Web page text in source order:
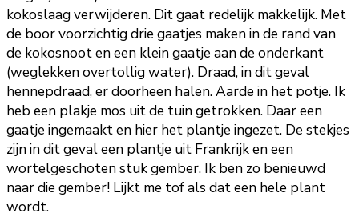
kokoslaag verwijderen. Dit gaat redelijk makkelijk. Met
de boor voorzichtig drie gaatjes maken in de rand van
de kokosnoot en een klein gaatje aan de onderkant
(weglekken overtollig water). Draad, in dit geval
hennepdraad, er doorheen halen. Aarde in het potje. Ik
heb een plakje mos uit de tuin getrokken. Daar een
gaatje ingemaakt en hier het plantje ingezet. De stekjes
zijn in dit geval een plantje uit Frankrijk en een
wortelgeschoten stuk gember. Ik ben zo benieuwd
naar die gember! Lijkt me tof als dat een hele plant
wordt.